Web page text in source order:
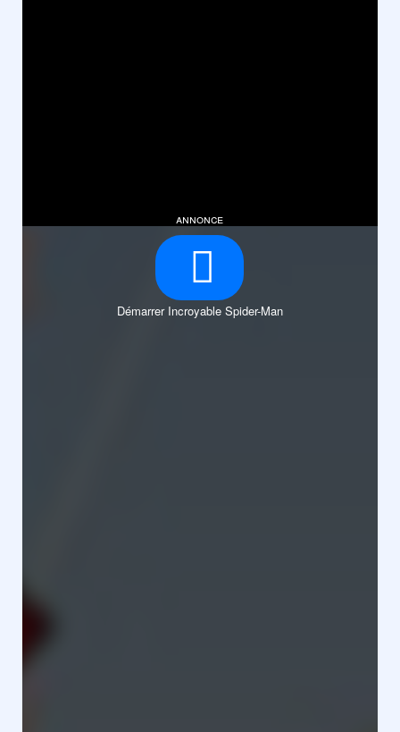
annonce
Démarrer Incroyable Spider-Man